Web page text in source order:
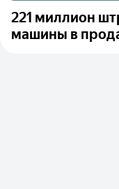
221 миллион
машины в